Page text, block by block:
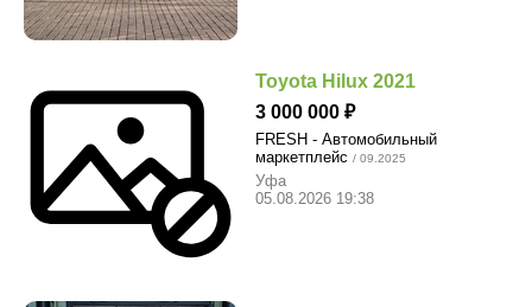
Toyota Hilux 2021
3 000 000
FRESH - Автомобильный
маркетплейс / 09.2025
Уфа
05.08.2026 19:38